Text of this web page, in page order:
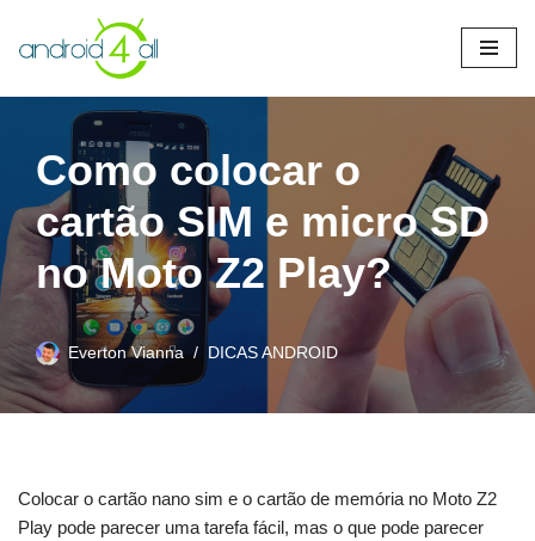
Pular
para
conteúdo
Como colocar o
cartão SIM e micro SD
no Moto Z2 Play?
Everton Vianna DICAS ANDROID
Colocar o cartão nano sim e o cartão de memória no Moto Z2
Play pode parecer uma tarefa fácil, mas o que pode parecer